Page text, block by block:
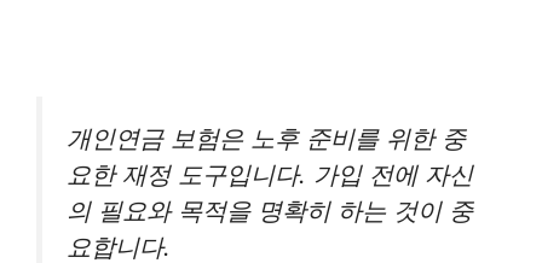
개인연금 보험은 노후 준비를 위한 중
요한 재정 도구입니다. 가입 전에 자신
의 필요와 목적을 명확히 하는 것이 중
요합니다.